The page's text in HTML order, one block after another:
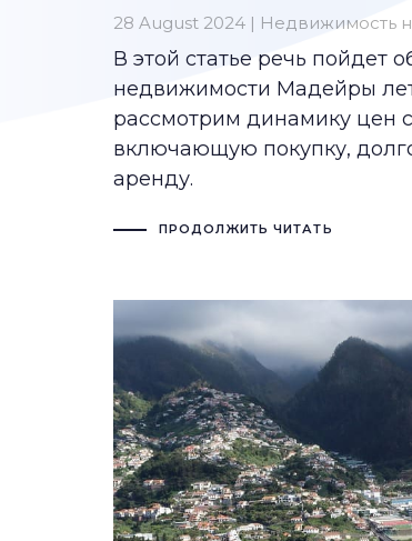
28 August 2024 | Недвижимость
В этой статье речь пойдет
недвижимости Мадейры
рассмотрим динамику цен
включающую покупку,
аренду.
ПРОДОЛЖИТЬ ЧИТАТЬ